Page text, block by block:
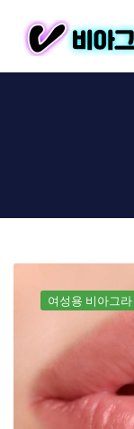
여성용 비아그라